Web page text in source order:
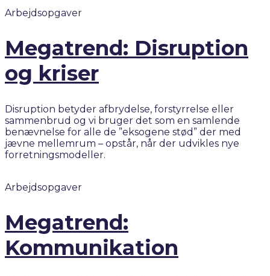
Arbejdsopgaver
Megatrend: Disruption
og kriser
Disruption betyder afbrydelse, forstyrrelse eller
sammenbrud og vi bruger det som en samlende
benævnelse for alle de ”eksogene stød” der med
jævne mellemrum – opstår, når der udvikles nye
forretningsmodeller.
Arbejdsopgaver
Megatrend:
Kommunikation